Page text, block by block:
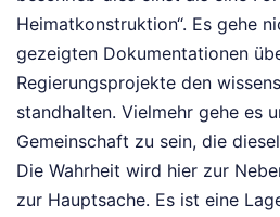
Heimatkonstruktion“. Es gehe
gezeigten Dokumentationen
Regierungsprojekte den
standhalten. Vielmehr gehe es
Gemeinschaft zu sein, die
Die Wahrheit wird hier zur
zur Hauptsache. Es ist eine